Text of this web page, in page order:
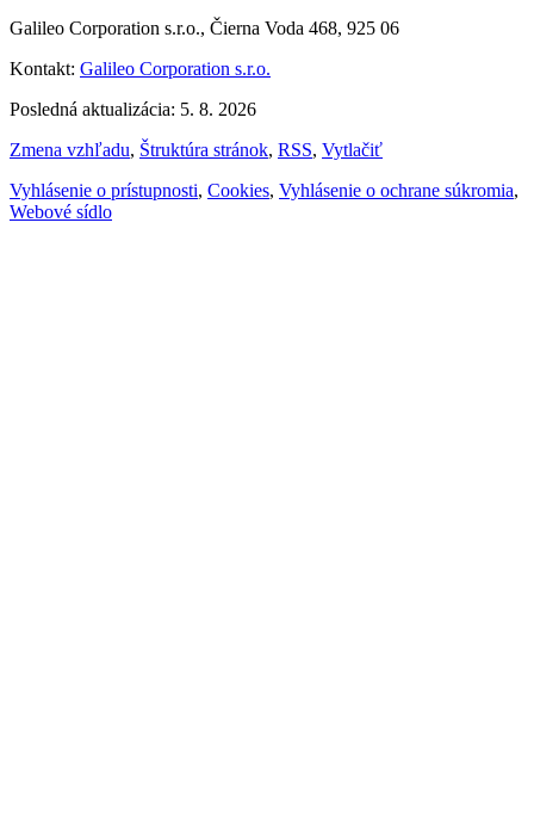
Galileo Corporation s.r.o., Čierna Voda 468, 925 06
Kontakt: Galileo Corporation s.r.o.
Posledná aktualizácia: 5. 8. 2026
Zmena vzhľadu, Štruktúra stránok, RSS, Vytlačiť
Vyhlásenie o prístupnosti, Cookies, Vyhlásenie o ochrane súkromia,
Webové sídlo